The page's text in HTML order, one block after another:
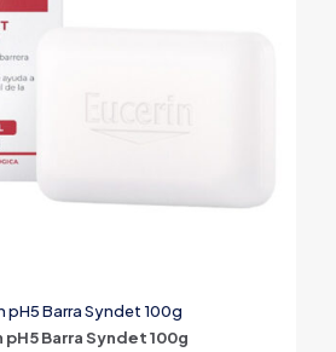
pH5 Barra Syndet 100g
pH5 Barra Syndet 100g